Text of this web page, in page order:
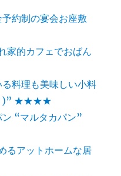
予約制の宴会お座敷
家的カフェでおばん
る料理も美味しい小料
り)” ★★★★
ン “マルタカパン”
るアットホームな居